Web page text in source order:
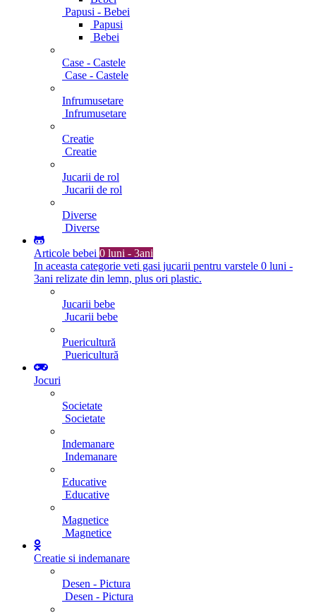
Papusi - Bebei
Papusi
Bebei
Case - Castele
Case - Castele
Infrumusetare
Infrumusetare
Creatie
Creatie
Jucarii de rol
Jucarii de rol
Diverse
Diverse
Articole bebei 0 luni - 3ani
In aceasta categorie veti gasi jucarii pentru varstele 0 luni -
3ani relizate din lemn, plus ori plastic.
Jucarii bebe
Jucarii bebe
Puericultură
Puericultură
Jocuri
Societate
Societate
Indemanare
Indemanare
Educative
Educative
Magnetice
Magnetice
Creatie si indemanare
Desen - Pictura
Desen - Pictura